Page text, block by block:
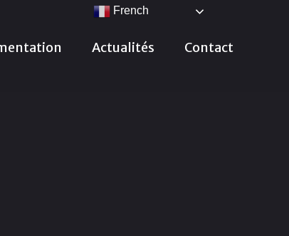
Actualités Contact
French